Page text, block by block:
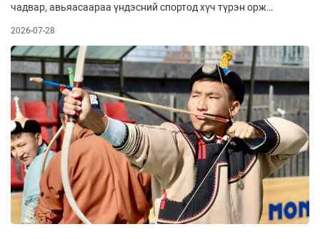
чадвар, авьяасаараа үндэсний спортод хүч түрэн орж
‘’Өлгийн мэргэчүүд’’ багийн харваач Н.Алтантулга. Тэрбээр
энэ жилийн наадмын буриад сурын харваанд 48 сумнаас 47
онож, гурав дахь удаагаа тэргүүлэн Хүүхэрэй мэргэн цол
хүртсэн. Өмнө нь 2018 онд Үндэсний их баяр наадмын
элхарваанд анх удаа түрүүлсэн бол дараа жил нь тэргүүн
байрт шалгарч буриад сурын хошой мэргэн болсонюм.
Урианхай, үндэсний сураар давхар хичээллэдэг тэрбээр
2022 оны баяраар цэц сорихдоо үндэсний сурын харваанд
40 сумнаас 36 онож, улсын онч харваач цол хүртэж байв.
2026-07-28